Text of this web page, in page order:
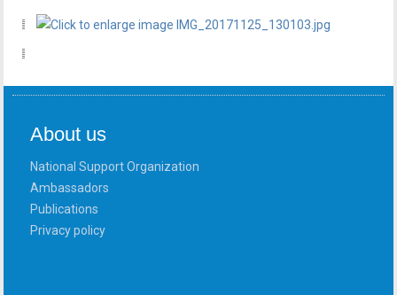
About us
National Support Organization
Ambassadors
Publications
Privacy policy